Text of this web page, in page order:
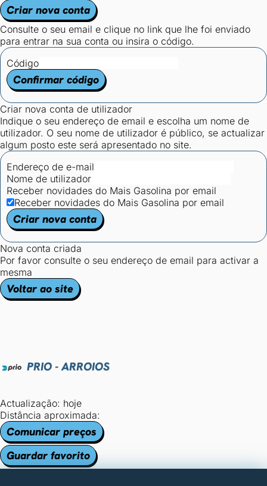
Criar nova conta
Consulte o seu email e clique no link que lhe foi enviado
para entrar na sua conta ou insira o código.
Código
Confirmar código
Criar nova conta de utilizador
Indique o seu endereço de email e escolha um nome de
utilizador. O seu nome de utilizador é público, se actualizar
algum posto este será apresentado no site.
Endereço de e-mail
Nome de utilizador
Receber novidades do Mais Gasolina por email
Receber novidades do Mais Gasolina por email
Criar nova conta
Nova conta criada
Por favor consulte o seu endereço de email para activar a
mesma
Voltar ao site
PRIO - ARROIOS
Actualização: hoje
Distância aproximada:
Comunicar preços
Guardar favorito